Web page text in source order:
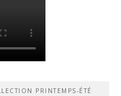
PRINTEMPS-ÉTÉ